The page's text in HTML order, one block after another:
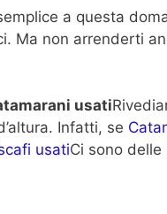
a questa
Ma non arrenderti
usati
Infatti, se
usatiCi sono